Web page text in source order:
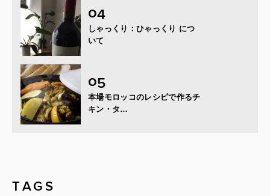
しゃっくり：ひゃっくり につ
いて
本場モロッコのレシピで作るチ
キン・タ…
TAGS